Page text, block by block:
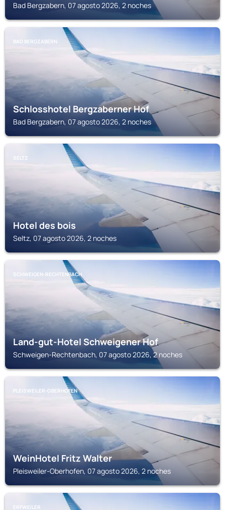
Bad Bergzabern, 07 agosto 2026, 2 noches
BAD BERGZABERN
Schlosshotel Bergzaberner Hof
Bad Bergzabern, 07 agosto 2026, 2 noches
SELTZ
Hotel des bois
Seltz, 07 agosto 2026, 2 noches
SCHWEIGEN-RECHTENBACH
Land-gut-Hotel Schweigener Hof
Schweigen-Rechtenbach, 07 agosto 2026, 2 noches
PLEISWEILER-OBERHOFEN
WeinHotel Fritz Walter
Pleisweiler-Oberhofen, 07 agosto 2026, 2 noches
ERFWEILER